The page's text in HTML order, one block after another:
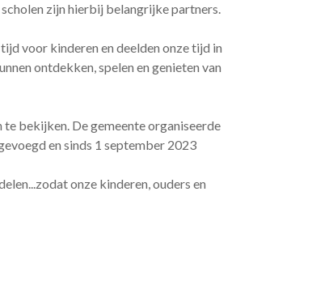
zijn hierbij belangrijke partners.
voor kinderen en deelden onze tijd in
ontdekken, spelen en genieten van
bekijken. De gemeente organiseerde
en sinds 1 september 2023
onze kinderen, ouders en